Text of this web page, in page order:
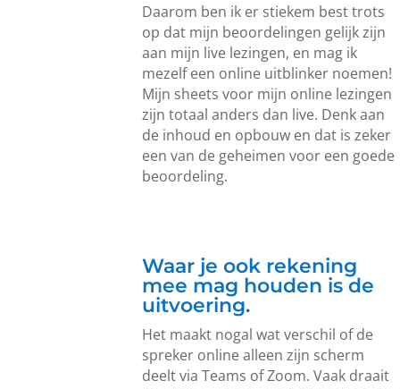
Daarom ben ik er stiekem best trots
op dat mijn beoordelingen gelijk zijn
aan mijn live lezingen, en mag ik
mezelf een online uitblinker noemen!
Mijn sheets voor mijn online lezingen
zijn totaal anders dan live. Denk aan
de inhoud en opbouw en dat is zeker
een van de geheimen voor een goede
beoordeling.
Waar je ook rekening
mee mag houden is de
uitvoering.
Het maakt nogal wat verschil of de
spreker online alleen zijn scherm
deelt via Teams of Zoom. Vaak draait